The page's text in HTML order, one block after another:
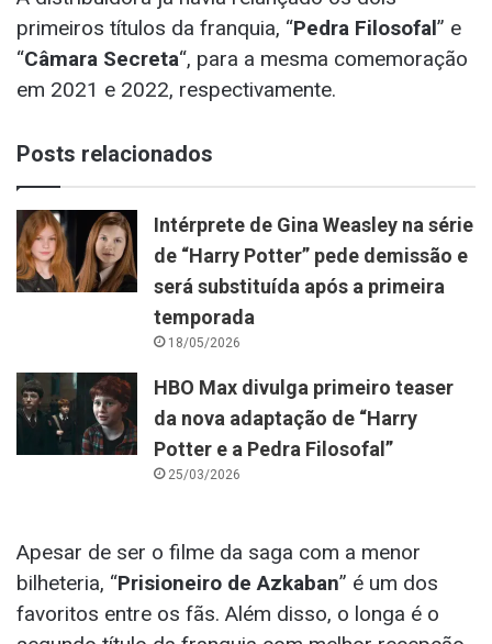
primeiros títulos da franquia, “Pedra Filosofal” e
“Câmara Secreta“, para a mesma comemoração
em 2021 e 2022, respectivamente.
Posts relacionados
Intérprete de Gina Weasley na série
de “Harry Potter” pede demissão e
será substituída após a primeira
temporada
18/05/2026
HBO Max divulga primeiro teaser
da nova adaptação de “Harry
Potter e a Pedra Filosofal”
25/03/2026
Apesar de ser o filme da saga com a menor
bilheteria, “Prisioneiro de Azkaban” é um dos
favoritos entre os fãs. Além disso, o longa é o